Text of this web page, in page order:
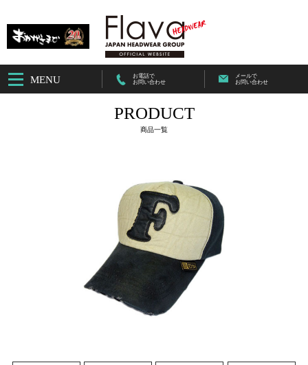
MENU
お電話で
お問い合わせ
メールで
お問い合わせ
PRODUCT
商品一覧